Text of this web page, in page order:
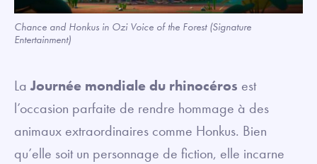
Chance and Honkus in Ozi Voice of the Forest (Signature
Entertainment)
LaJournée mondiale du rhinocéros est
l’occasion parfaite de rendre hommage à des
animaux extraordinaires comme Honkus. Bien
qu’elle soit un personnage de fiction, elle incarne